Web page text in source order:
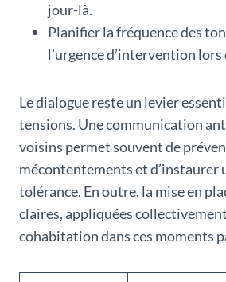
jour-là.
Planifier la fréquence des
l’urgence d’intervention
Le dialogue reste un levier
tensions. Une communication
voisins permet souvent de
mécontentements et d’instaurer
tolérance. En outre, la mise en
claires, appliquées
cohabitation dans ces moments